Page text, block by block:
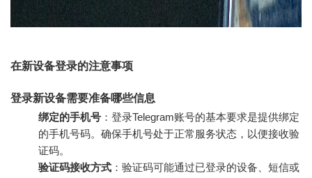
在新设备登录的注意事项
登录新设备需要准备哪些信息
绑定的手机号 ：登录Telegram账号的基本要求是提供绑定
的手机号码。确保手机号处于正常服务状态，以便接收验
证码。
验证码接收方式 ：验证码可能通过已登录的设备、短信或